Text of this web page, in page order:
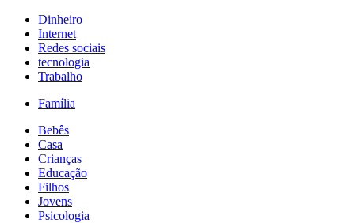
Dinheiro
Internet
Redes sociais
tecnologia
Trabalho
Família
Bebês
Casa
Crianças
Educação
Filhos
Jovens
Psicologia